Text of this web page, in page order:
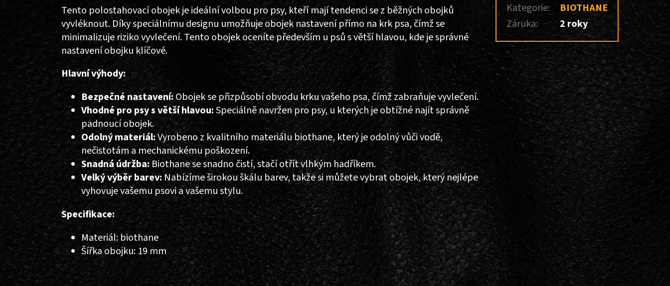
Tento polostahovací obojek je ideální volbou pro psy, kteří mají tendenci se z běžných obojků
vyvléknout. Díky speciálnímu designu umožňuje obojek nastavení přímo na krk psa, čímž se
minimalizuje riziko vyvlečení. Tento obojek oceníte především u psů s větší hlavou, kde je správné
nastavení obojku klíčové.
Hlavní výhody:
Bezpečné nastavení: Obojek se přizpůsobí obvodu krku vašeho psa, čímž zabraňuje vyvlečení.
Vhodné pro psy s větší hlavou:Speciálně navržen pro psy, u kterých je obtížné najít správně
padnoucí obojek.
Odolný materiál:Vyrobeno z kvalitního materiálu biothane, který je odolný vůči vodě,
nečistotám a mechanickému poškození.
Snadná údržba: Biothane se snadno čistí, stačí otřít vlhkým hadříkem.
Velký výběr barev: Nabízíme širokou škálu barev, takže si můžete vybrat obojek, který nejlépe
vyhovuje vašemu psovi a vašemu stylu.
Specifikace:
Materiál: biothane
Šířka obojku: 19 mm
Kategorie:
BIOTHANE
Záruka: 2 roky